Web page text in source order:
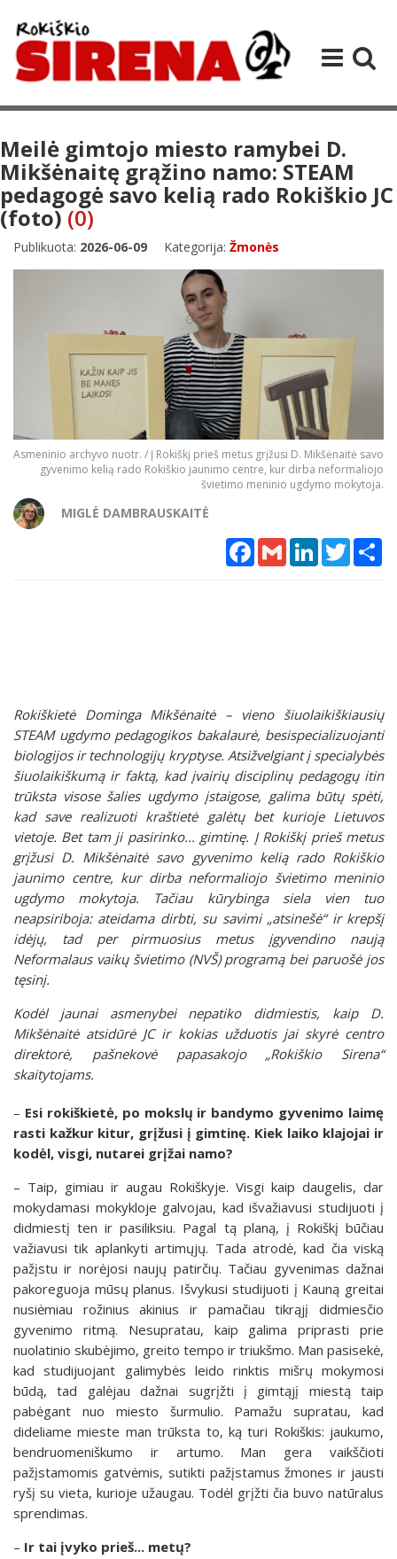
Meilė gimtojo miesto ramybei D.
Mikšėnaitę grąžino namo: STEAM
pedagogė savo kelią rado Rokiškio JC
(foto) (0)
Publikuota: 2026-06-09 Kategorija: Žmonės
Asmeninio archyvo nuotr. / Į Rokiškį prieš metus grįžusi D. Mikšėnaitė savo
gyvenimo kelią rado Rokiškio jaunimo centre, kur dirba neformaliojo
švietimo meninio ugdymo mokytoja.
MIGLĖ DAMBRAUSKAITĖ
Facebook
Gmail LinkedInTwitter
Rokiškietė Dominga Mikšėnaitė – vieno šiuolaikiškiausių
STEAM ugdymo pedagogikos bakalaurė, besispecializuojanti
biologijos ir technologijų kryptyse. Atsižvelgiant į specialybės
šiuolaikiškumą ir faktą, kad įvairių disciplinų pedagogų itin
trūksta visose šalies ugdymo įstaigose, galima būtų spėti,
kad save realizuoti kraštietė galėtų bet kurioje Lietuvos
vietoje. Bet tam ji pasirinko... gimtinę. Į Rokiškį prieš metus
grįžusi D. Mikšėnaitė savo gyvenimo kelią rado Rokiškio
jaunimo centre, kur dirba neformaliojo švietimo meninio
ugdymo mokytoja. Tačiau kūrybinga siela vien tuo
neapsiriboja: ateidama dirbti, su savimi „atsinešė“ ir krepšį
idėjų, tad per pirmuosius metus įgyvendino naują
Neformalaus vaikų švietimo (NVŠ) programą bei paruošė jos
tęsinį.
Kodėl jaunai asmenybei nepatiko didmiestis, kaip D.
Mikšėnaitė atsidūrė JC ir kokias užduotis jai skyrė centro
direktorė, pašnekovė papasakojo „Rokiškio Sirena“
skaitytojams.
– Esi rokiškietė, po mokslų ir bandymo gyvenimo laimę
rasti kažkur kitur, grįžusi į gimtinę. Kiek laiko klajojai ir
kodėl, visgi, nutarei grįžai namo?
– Taip, gimiau ir augau Rokiškyje. Visgi kaip daugelis, dar
mokydamasi mokykloje galvojau, kad išvažiavusi studijuoti į
didmiestį ten ir pasiliksiu. Pagal tą planą, į Rokiškį būčiau
važiavusi tik aplankyti artimųjų. Tada atrodė, kad čia viską
pažįstu ir norėjosi naujų patirčių. Tačiau gyvenimas dažnai
pakoreguoja mūsų planus. Išvykusi studijuoti į Kauną greitai
nusiėmiau rožinius akinius ir pamačiau tikrąjį didmiesčio
gyvenimo ritmą. Nesupratau, kaip galima priprasti prie
nuolatinio skubėjimo, greito tempo ir triukšmo. Man pasisekė,
kad studijuojant galimybės leido rinktis mišrų mokymosi
būdą, tad galėjau dažnai sugrįžti į gimtąjį miestą taip
pabėgant nuo miesto šurmulio. Pamažu supratau, kad
dideliame mieste man trūksta to, ką turi Rokiškis: jaukumo,
bendruomeniškumo ir artumo. Man gera vaikščioti
pažįstamomis gatvėmis, sutikti pažįstamus žmones ir jausti
ryšį su vieta, kurioje užaugau. Todėl grįžti čia buvo natūralus
sprendimas.
– Ir tai įvyko prieš... metų?